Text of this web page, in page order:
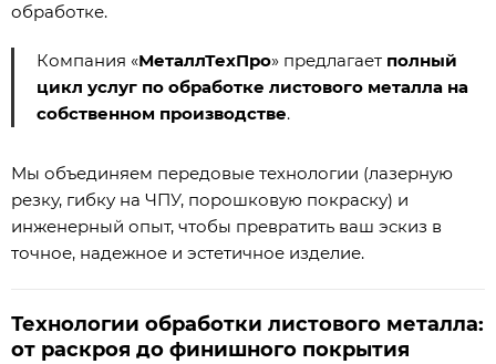
обработке.
Компания «МеталлТехПро» предлагает полный
цикл услуг по обработке листового металла на
собственном производстве.
Мы объединяем передовые технологии (лазерную
резку, гибку на ЧПУ, порошковую покраску) и
инженерный опыт, чтобы превратить ваш эскиз в
точное, надежное и эстетичное изделие.
Технологии обработки листового металла:
от раскроя до финишного покрытия